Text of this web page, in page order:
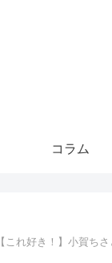
コラム
【これ好き！】小賀ち